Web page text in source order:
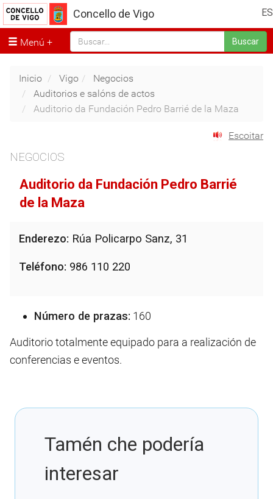
ES
Concello de Vigo
Menú Buscar
Inicio Vigo
Negocios
Auditorios e salóns de actos
Auditorio da Fundación Pedro Barrié de la Maza
Escoitar
NEGOCIOS
Auditorio da Fundación Pedro Barrié
de la Maza
Enderezo: Rúa Policarpo Sanz, 31
Teléfono: 986 110 220
Número de prazas: 160
Auditorio totalmente equipado para a realización de
conferencias e eventos.
Tamén che podería
interesar